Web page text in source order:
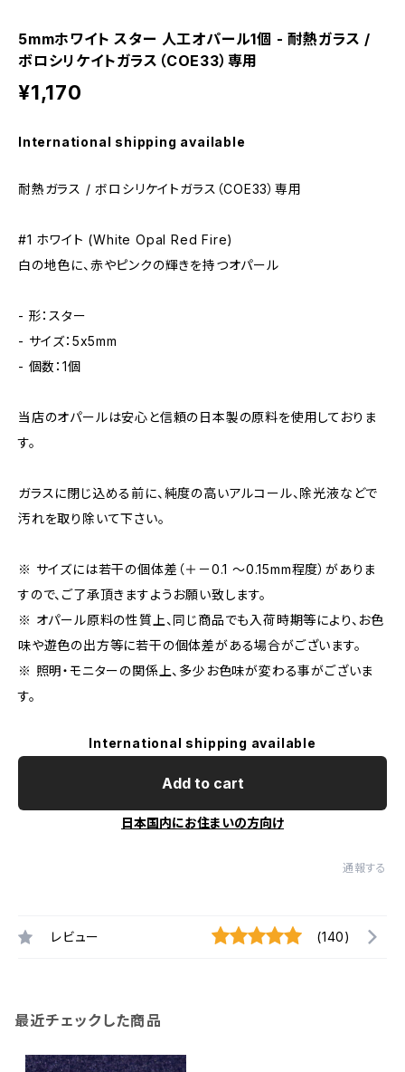
5mmホワイト スター 人工オパール1個 - 耐熱ガラス /
ボロシリケイトガラス（COE33）専用
¥1,170
International shipping available
耐熱ガラス / ボロシリケイトガラス（COE33）専用
#1 ホワイト (White Opal Red Fire)
白の地色に、赤やピンクの輝きを持つオパール
- 形：スター
- サイズ：5x5mm
- 個数：1個
当店のオパールは安心と信頼の日本製の原料を使用しておりま
す。
ガラスに閉じ込める前に、純度の高いアルコール、除光液などで
汚れを取り除いて下さい。
※ サイズには若干の個体差（＋－0.1 〜0.15mm程度）がありま
すので、ご了承頂きますようお願い致します。
※ オパール原料の性質上、同じ商品でも入荷時期等により、お色
味や遊色の出方等に若干の個体差がある場合がございます。
※ 照明・モニターの関係上、多少お色味が変わる事がございま
す。
International shipping available
Add to cart
日本国内にお住まいの方向け
通報する
レビュー (140)
最近チェックした商品